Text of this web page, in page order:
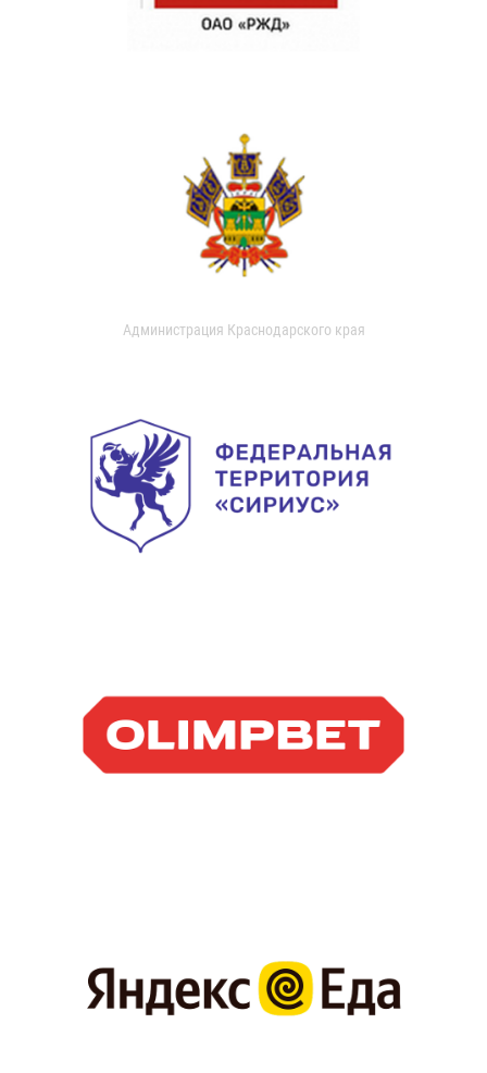
Администрация Краснодарского края